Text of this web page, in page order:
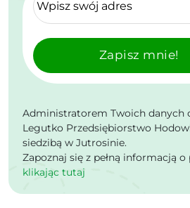
Zapisz mnie!
Administratorem Twoich danych
Legutko Przedsiębiorstwo
siedzibą w Jutrosinie.
Zapoznaj się z pełną informacją
klikając tutaj